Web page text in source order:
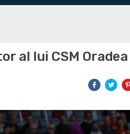
al lui CSM Oradea